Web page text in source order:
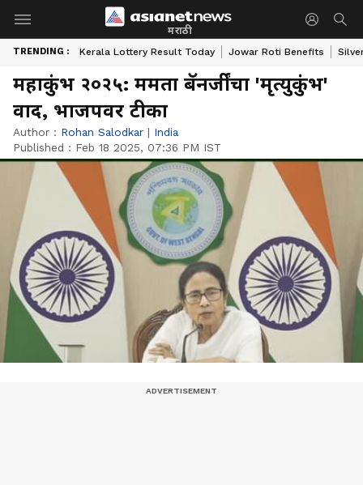
मराठी
TRENDING : Kerala Lottery Result Today Jowar Roti Benefits
महाकुंभ २०२५: ममता बॅनर्जींचा 'मृत्युकुंभ'
वाद, भाजपवर टीका
Author : Rohan Salodkar | India
Published : Feb 18 2025, 07:36 PM IST